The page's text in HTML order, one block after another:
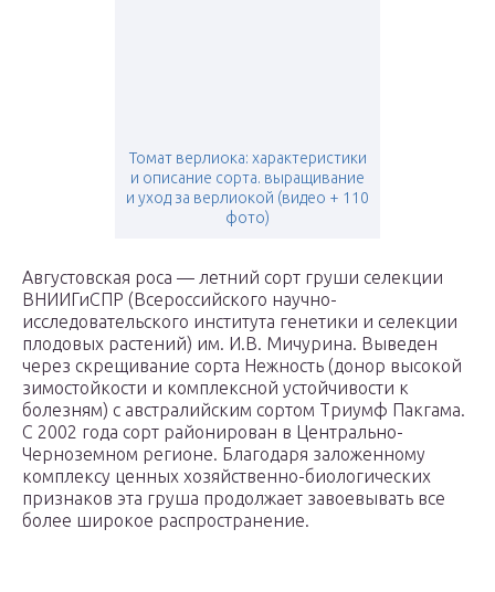
Томат верлиока: характеристики
и описание сорта. выращивание
и уход за верлиокой (видео + 110
фото)
Августовская роса — летний сорт груши селекции
ВНИИГиСПР (Всероссийского научно-
исследовательского института генетики и селекции
плодовых растений) им. И.В. Мичурина. Выведен
через скрещивание сорта Нежность (донор высокой
зимостойкости и комплексной устойчивости к
болезням) с австралийским сортом Триумф Пакгама.
С 2002 года сорт районирован в Центрально-
Черноземном регионе. Благодаря заложенному
комплексу ценных хозяйственно-биологических
признаков эта груша продолжает завоевывать все
более широкое распространение.